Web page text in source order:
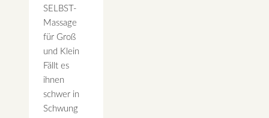
SELBST-
Massage
für Groß
und Klein
Fällt es
ihnen
schwer in
Schwung